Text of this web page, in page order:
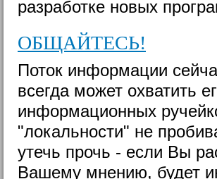
разработке новых
ОБЩАЙТЕСЬ!
Поток информации
всегда может охватить
информационных
"локальности" не
утечь прочь - если Вы
Вашему мнению, будет